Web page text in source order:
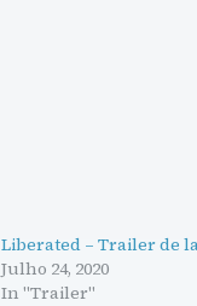
Liberated – Trailer de
Julho 24, 2020
In "Trailer"